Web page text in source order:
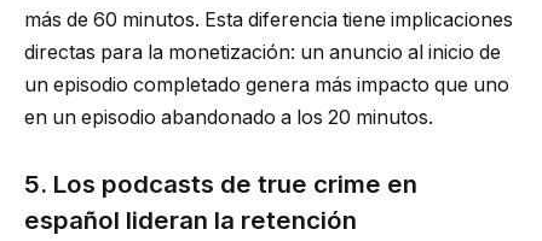
más de 60 minutos. Esta diferencia tiene implicaciones
directas para la monetización: un anuncio al inicio de
un episodio completado genera más impacto que uno
en un episodio abandonado a los 20 minutos.
5. Los podcasts de true crime en
español lideran la retención